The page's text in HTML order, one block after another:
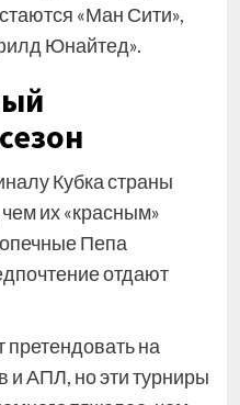
«Ман Сити»,
Юнайтед».
Кубка страны
их «красным»
Пепа
отдают
на
и АПЛ, но эти турниры